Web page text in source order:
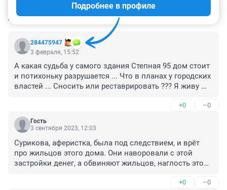
КОММЕНТАРИИ 9
284475947
Подробнее в профиле
3 февраля, 15:52
А какая судьба у самого здания Степная 95 дом стоит
и потихоньку разрушается ... Что в планах у городских
властей ... Сносить или реставрировать ??? Я живу
В ожидании ответа МАХ + 79502156103... Ответьте
пожалуйста...
+0 –0
Гость
3 сентября 2023, 12:03
Сурикова, аферистка, была под следствием, и врёт
про жильцов этого дома. Они наворовали с этой
застройки денег, а обвиняют жильцов, наглость этой
+0 –0